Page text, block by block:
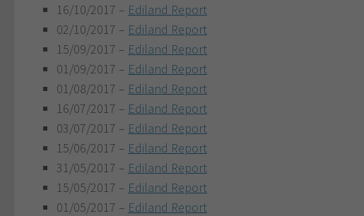
16/10/2017 – Ediland Report
02/10/2017 – Ediland Report
15/09/2017 – Ediland Report
01/09/2017 – Ediland Report
01/08/2017 – Ediland Report
16/07/2017 – Ediland Report
03/07/2017 – Ediland Report
15/06/2017 – Ediland Report
31/05/2017 – Ediland Report
15/05/2017 – Ediland Report
01/05/2017 – Ediland Report